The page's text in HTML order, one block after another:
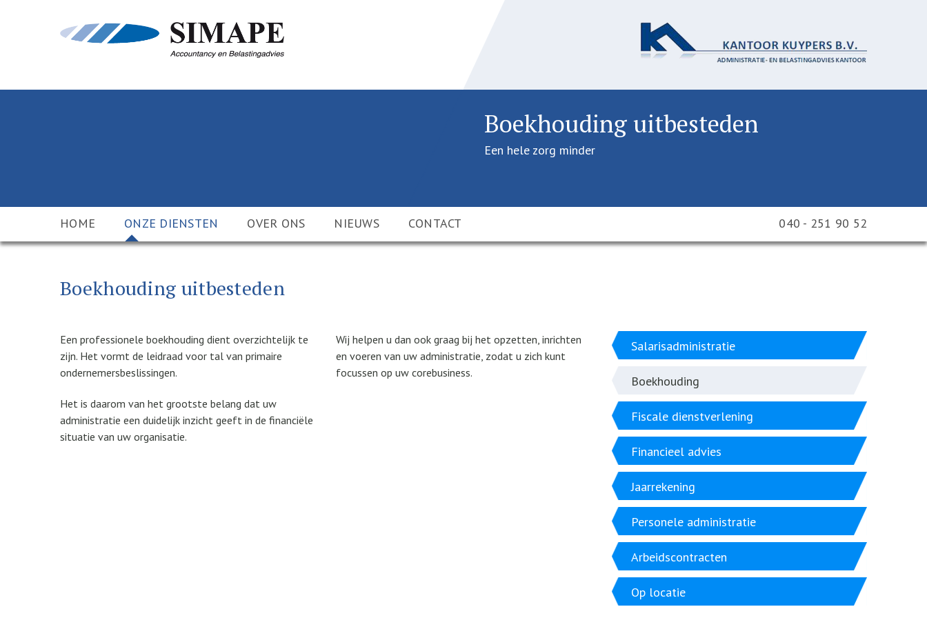
Boekhouding uitbesteden
Een hele zorg minder
HOME ONZE DIENSTEN OVER ONS NIEUWS CONTACT 040 - 251 90 52
Boekhouding uitbesteden
Een professionele boekhouding dient overzichtelijk te
zijn. Het vormt de leidraad voor tal van primaire
ondernemersbeslissingen.
Het is daarom van het grootste belang dat uw
administratie een duidelijk inzicht geeft in de financiële
situatie van uw organisatie.
Wij helpen u dan ook graag bij het opzetten, inrichten
en voeren van uw administratie, zodat u zich kunt
focussen op uw corebusiness.
Salarisadministratie
Boekhouding
Fiscale dienstverlening
Financieel advies
Jaarrekening
Personele administratie
Arbeidscontracten
Op locatie